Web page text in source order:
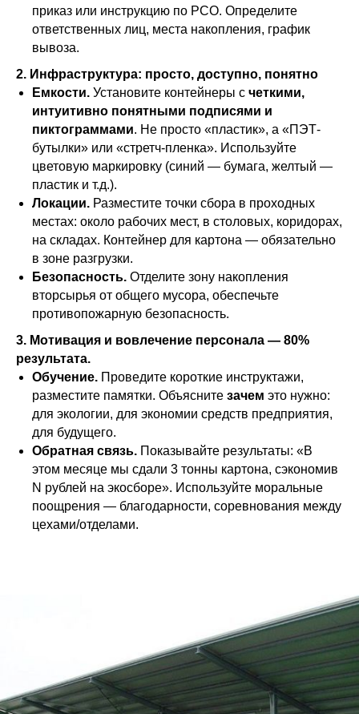
приказ или инструкцию по РСО. Определите
ответственных лиц, места накопления, график
вывоза.
2. Инфраструктура: просто, доступно, понятно
Емкости. Установите контейнеры с четкими,
интуитивно понятными подписями и
пиктограммами. Не просто «пластик», а «ПЭТ-
бутылки» или «стретч-пленка». Используйте
цветовую маркировку (синий — бумага, желтый —
пластик и т.д.).
Локации. Разместите точки сбора в проходных
местах: около рабочих мест, в столовых, коридорах,
на складах. Контейнер для картона — обязательно
в зоне разгрузки.
Безопасность. Отделите зону накопления
вторсырья от общего мусора, обеспечьте
противопожарную безопасность.
3. Мотивация и вовлечение персонала — 80%
результата.
Обучение. Проведите короткие инструктажи,
разместите памятки. Объясните зачем это нужно:
для экологии, для экономии средств предприятия,
для будущего.
Обратная связь. Показывайте результаты: «В
этом месяце мы сдали 3 тонны картона, сэкономив
N рублей на экосборе». Используйте моральные
поощрения — благодарности, соревнования между
цехами/отделами.